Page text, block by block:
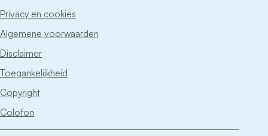
Privacy en cookies
Algemene voorwaarden
Disclaimer
Toegankelijkheid
Copyright
Colofon